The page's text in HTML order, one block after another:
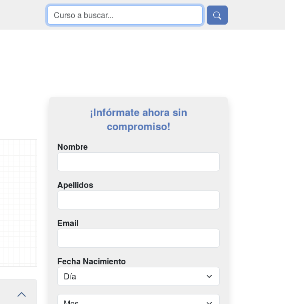
¡Infórmate ahora sin
compromiso!
Nombre
Apellidos
Email
Fecha Nacimiento